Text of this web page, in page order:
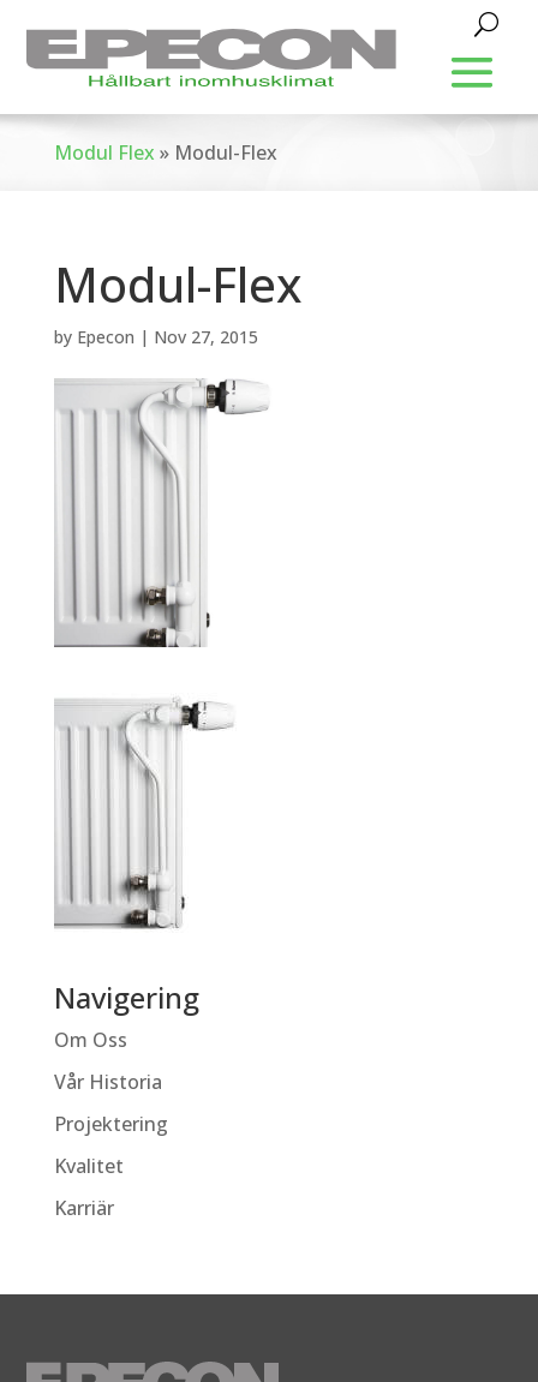
Modul Flex » Modul-Flex
Modul-Flex
by Epecon | Nov 27, 2015
Navigering
Om Oss
Vår Historia
Projektering
Kvalitet
Karriär